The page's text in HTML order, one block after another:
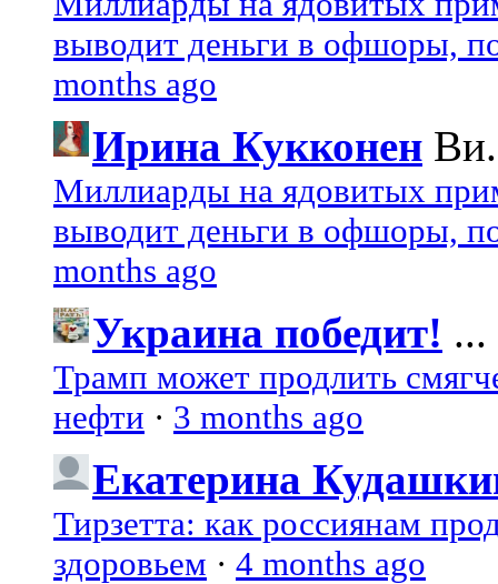
выводит деньги в офшоры,
months ago
Ирина Кукконен
Миллиарды на ядовитых
выводит деньги в офшоры,
months ago
Украина победит! ...
Трамп может продлить
нефти · 3 months ago
Екатерина
Тирзетта: как россиянам
здоровьем · 4 months ago